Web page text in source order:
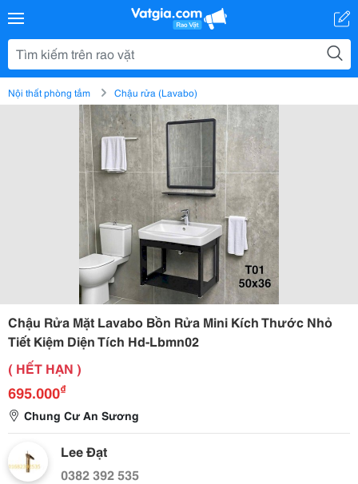
Nội thất phòng tắm Chậu rửa (Lavabo)
Chậu Rửa Mặt Lavabo Bồn Rửa Mini Kích Thước Nhỏ
Tiết Kiệm Diện Tích Hd-Lbmn02
( HẾT HẠN )
695.000₫
Chung Cư An Sương
Lee Đạt
0382 392 535